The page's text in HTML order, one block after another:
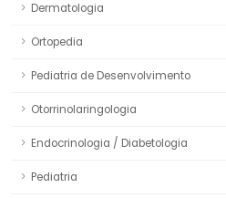
Dermatologia
Ortopedia
Pediatria de Desenvolvimento
Otorrinolaringologia
Endocrinologia / Diabetologia
Pediatria